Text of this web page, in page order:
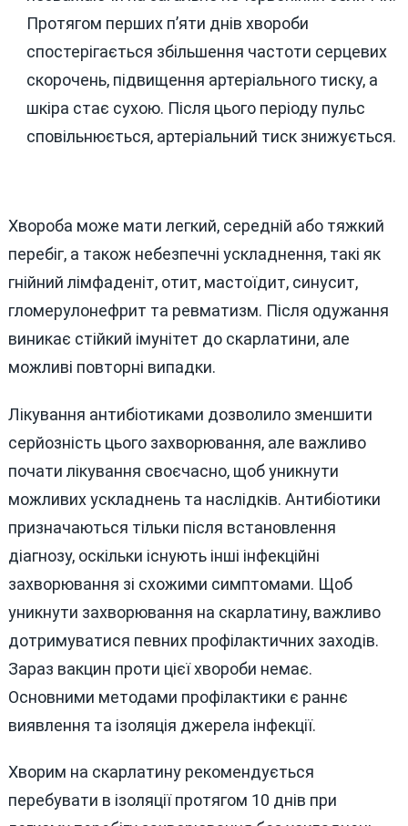
Протягом перших п’яти днів хвороби
спостерігається збільшення частоти серцевих
скорочень, підвищення артеріального тиску, а
шкіра стає сухою. Після цього періоду пульс
сповільнюється, артеріальний тиск знижується.
Хвороба може мати легкий, середній або тяжкий
перебіг, а також небезпечні ускладнення, такі як
гнійний лімфаденіт, отит, мастоїдит, синусит,
гломерулонефрит та ревматизм. Після одужання
виникає стійкий імунітет до скарлатини, але
можливі повторні випадки.
Лікування антибіотиками дозволило зменшити
серйозність цього захворювання, але важливо
почати лікування своєчасно, щоб уникнути
можливих ускладнень та наслідків. Антибіотики
призначаються тільки після встановлення
діагнозу, оскільки існують інші інфекційні
захворювання зі схожими симптомами. Щоб
уникнути захворювання на скарлатину, важливо
дотримуватися певних профілактичних заходів.
Зараз вакцин проти цієї хвороби немає.
Основними методами профілактики є раннє
виявлення та ізоляція джерела інфекції.
Хворим на скарлатину рекомендується
перебувати в ізоляції протягом 10 днів при